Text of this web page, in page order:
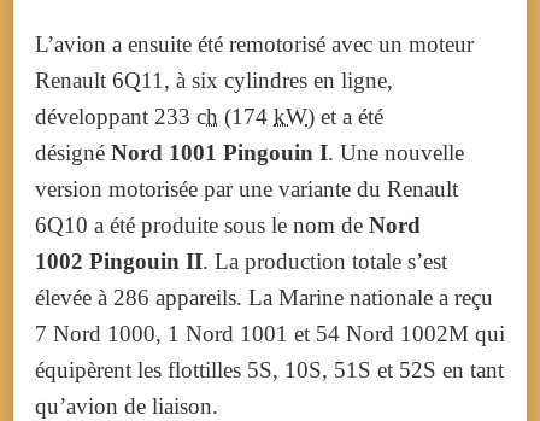
L’avion a ensuite été remotorisé avec un moteur
Renault 6Q11, à six cylindres en ligne,
développant 233 ch (174 kW) et a été
désigné Nord 1001 Pingouin I. Une nouvelle
version motorisée par une variante du Renault
6Q10 a été produite sous le nom de Nord
1002 Pingouin II. La production totale s’est
élevée à 286 appareils. La Marine nationale a reçu
7 Nord 1000, 1 Nord 1001 et 54 Nord 1002M qui
équipèrent les flottilles 5S, 10S, 51S et 52S en tant
qu’avion de liaison.